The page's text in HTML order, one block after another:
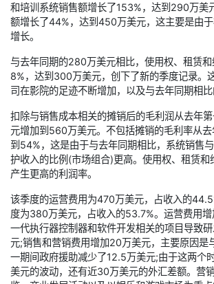
和培训系统销售额增长了153%，达到290万美
额增长了44%，达到450万美元，这主要是由
增长。
与去年同期的280万美元相比，使用权、租赁
8%，达到300万美元，创下了新的季度记录。
司在影院的足迹不断增加，以及与去年同期相比
扣除与销售成本相关的摊销后的毛利润从去年
元增加到560万美元。不包括摊销的毛利率从
到54%，这是由于与去年同期相比，系统销售
护收入的比例(市场组合)更高。使用权、租赁和
产生更高的利润率。
该季度的运营费用为470万美元，占收入的
度为380万美元，占收入的53.7%。运营费用
一代执行器控制器和软件开发相关的项目导致
元;销售和营销费用增加20万美元，主要原因是
一期间政府援助减少了12.5万美元;由于这两个
美元的波动，还有近30万美元的外汇差额。营